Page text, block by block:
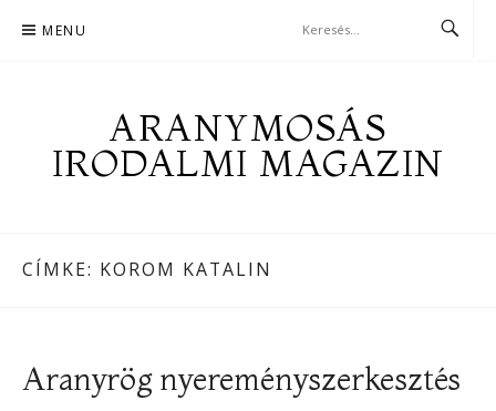
MENU
ARANYMOSÁS
IRODALMI MAGAZIN
CÍMKE: KOROM KATALIN
Aranyrög nyereményszerkesztés